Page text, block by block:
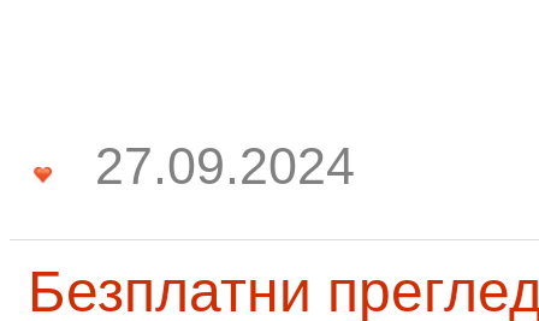
27.09.2024
Безплатни